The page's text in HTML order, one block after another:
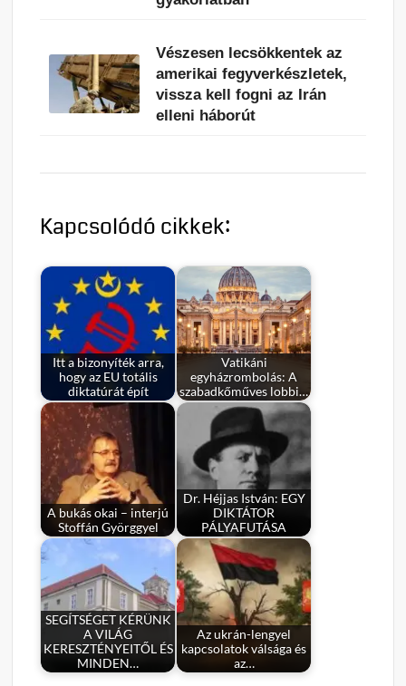
Vészesen lecsökkentek az
amerikai fegyverkészletek,
vissza kell fogni az Irán
elleni háborút
Kapcsolódó cikkek:
Itt a bizonyíték arra,
hogy az EU totális
diktatúrát épít
Vatikáni
egyházrombolás: A
szabadkőműves lobbi…
A bukás okai – interjú
Stoffán Györggyel
Dr. Héjjas István: EGY
DIKTÁTOR
PÁLYAFUTÁSA
SEGÍTSÉGET KÉRÜNK
A VILÁG
KERESZTÉNYEITŐL ÉS
MINDEN…
Az ukrán-lengyel
kapcsolatok válsága és
az…